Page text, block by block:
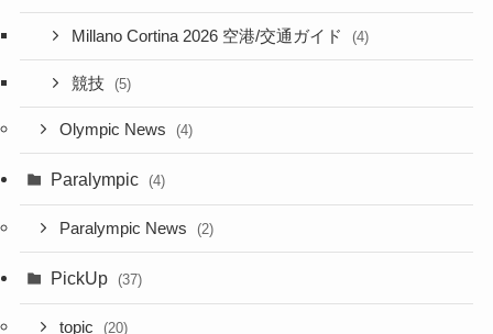
Millano Cortina 2026 空港/交通ガイド (4)
競技 (5)
Olympic News (4)
Paralympic (4)
Paralympic News (2)
PickUp (37)
topic (20)